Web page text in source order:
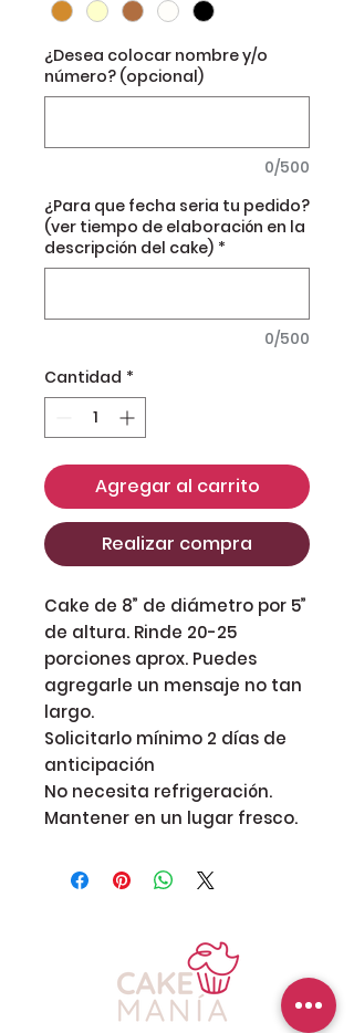
¿Desea colocar nombre y/o
número? (opcional)
0/500
¿Para que fecha seria tu pedido?
(ver tiempo de elaboración en la
descripción del cake) *
0/500
Cantidad *
Agregar al carrito
Realizar compra
Cake de 8” de diámetro por 5”
de altura. Rinde 20-25
porciones aprox. Puedes
agregarle un mensaje no tan
largo.
Solicitarlo mínimo 2 días de
anticipación
No necesita refrigeración.
Mantener en un lugar fresco.